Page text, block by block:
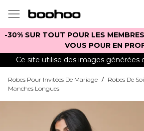
-30% SUR TOUT POUR LES
VOUS POUR EN
Ce site utilise des images générées
Robes Pour Invitées De Mariage / Robes De
Manches Longues